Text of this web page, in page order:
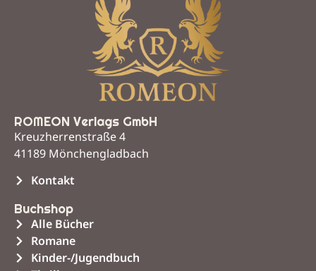
ROMEON Verlags GmbH
Kreuzherrenstraße 4
41189 Mönchengladbach
Kontakt
Buchshop
Alle Bücher
Romane
Kinder-/Jugendbuch